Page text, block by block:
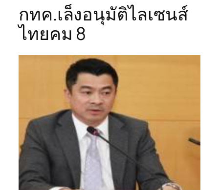
กทค.เล็งอนุมัติไลเซนส์
ไทยคม 8